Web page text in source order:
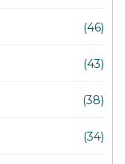
(46)
(43)
(38)
(34)